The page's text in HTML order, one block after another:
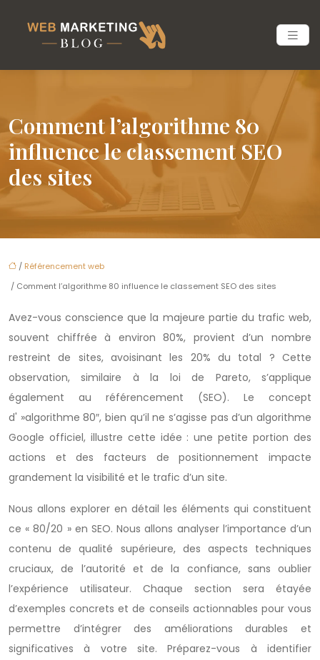
Comment l’algorithme 80
influence le classement SEO
des sites
/ Référencement web
/ Comment l’algorithme 80 influence le classement SEO des sites
Avez-vous conscience que la majeure partie du trafic web,
souvent chiffrée à environ 80%, provient d’un nombre
restreint de sites, avoisinant les 20% du total ? Cette
observation, similaire à la loi de Pareto, s’applique
également au référencement (SEO). Le concept
d' »algorithme 80″, bien qu’il ne s’agisse pas d’un algorithme
Google officiel, illustre cette idée : une petite portion des
actions et des facteurs de positionnement impacte
grandement la visibilité et le trafic d’un site.
Nous allons explorer en détail les éléments qui constituent
ce « 80/20 » en SEO. Nous allons analyser l’importance d’un
contenu de qualité supérieure, des aspects techniques
cruciaux, de l’autorité et de la confiance, sans oublier
l’expérience utilisateur. Chaque section sera étayée
d’exemples concrets et de conseils actionnables pour vous
permettre d’intégrer des améliorations durables et
significatives à votre site. Préparez-vous à identifier